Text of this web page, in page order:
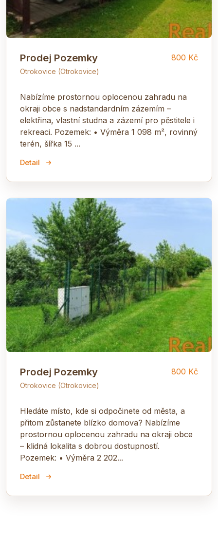
Prodej Pozemky
Otrokovice (Otrokovice)
800 Kč
Nabízíme prostornou oplocenou zahradu na
okraji obce s nadstandardním zázemím –
elektřina, vlastní studna a zázemí pro pěstitele i
rekreaci. Pozemek: • Výměra 1 098 m², rovinný
terén, šířka 15 ...
Detail
Prodej Pozemky
Otrokovice (Otrokovice)
800 Kč
Hledáte místo, kde si odpočinete od města, a
přitom zůstanete blízko domova? Nabízíme
prostornou oplocenou zahradu na okraji obce
– klidná lokalita s dobrou dostupností.
Pozemek: • Výměra 2 202...
Detail